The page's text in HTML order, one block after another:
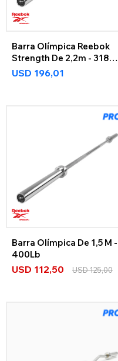
Barra Olímpica Reebok
Strength De 2,2m - 318Kg
Reebok Strength
USD 196,01
Barra Olímpica De 1,5 M -
400Lb
USD 112,50 USD125,00